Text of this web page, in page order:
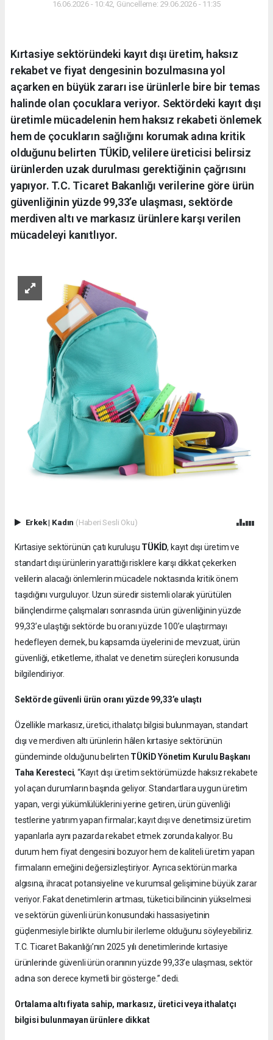
16.06.2026 - 10:42, Güncelleme: 29.06.2026 - 11:35
Kırtasiye sektöründeki kayıt dışı üretim, haksız
rekabet ve fiyat dengesinin bozulmasına yol
açarken en büyük zararı ise ürünlerle bire bir temas
halinde olan çocuklara veriyor. Sektördeki kayıt dışı
üretimle mücadelenin hem haksız rekabeti önlemek
hem de çocukların sağlığını korumak adına kritik
olduğunu belirten TÜKİD, velilere üreticisi belirsiz
ürünlerden uzak durulması gerektiğinin çağrısını
yapıyor. T.C. Ticaret Bakanlığı verilerine göre ürün
güvenliğinin yüzde 99,33’e ulaşması, sektörde
merdiven altı ve markasız ürünlere karşı verilen
mücadeleyi kanıtlıyor.
Erkek| Kadın (Haberi Sesli Oku)
Kırtasiye sektörünün çatı kuruluşu TÜKİD, kayıt dışı üretim ve
standart dışı ürünlerin yarattığı risklere karşı dikkat çekerken
velilerin alacağı önlemlerin mücadele noktasında kritik önem
taşıdığını vurguluyor. Uzun süredir sistemli olarak yürütülen
bilinçlendirme çalışmaları sonrasında ürün güvenliğinin yüzde
99,33’e ulaştığı sektörde bu oranı yüzde 100’e ulaştırmayı
hedefleyen dernek, bu kapsamda üyelerini de mevzuat, ürün
güvenliği, etiketleme, ithalat ve denetim süreçleri konusunda
bilgilendiriyor.
Sektörde güvenli ürün oranı yüzde 99,33’e ulaştı
Özellikle markasız, üretici, ithalatçı bilgisi bulunmayan, standart
dışı ve merdiven altı ürünlerin hâlen kırtasiye sektörünün
gündeminde olduğunu belirten TÜKİD Yönetim Kurulu Başkanı
Taha Keresteci, “Kayıt dışı üretim sektörümüzde haksız rekabete
yol açan durumların başında geliyor. Standartlara uygun üretim
yapan, vergi yükümlülüklerini yerine getiren, ürün güvenliği
testlerine yatırım yapan firmalar; kayıt dışı ve denetimsiz üretim
yapanlarla aynı pazarda rekabet etmek zorunda kalıyor. Bu
durum hem fiyat dengesini bozuyor hem de kaliteli üretim yapan
firmaların emeğini değersizleştiriyor. Ayrıca sektörün marka
algısına, ihracat potansiyeline ve kurumsal gelişimine büyük zarar
veriyor. Fakat denetimlerin artması, tüketici bilincinin yükselmesi
ve sektörün güvenli ürün konusundaki hassasiyetinin
güçlenmesiyle birlikte olumlu bir ilerleme olduğunu söyleyebiliriz.
T.C. Ticaret Bakanlığı’nın 2025 yılı denetimlerinde kırtasiye
ürünlerinde güvenli ürün oranının yüzde 99,33’e ulaşması, sektör
adına son derece kıymetli bir gösterge.” dedi.
Ortalama altı fiyata sahip, markasız, üretici veya ithalatçı
bilgisi bulunmayan ürünlere dikkat